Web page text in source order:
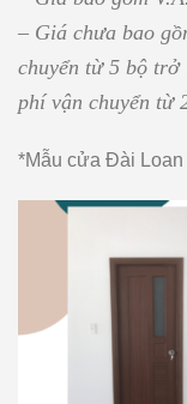
– Giá chưa bao
chuyển từ 5 bộ
phí vận chuyển từ
*Mẫu cửa Đài Loan